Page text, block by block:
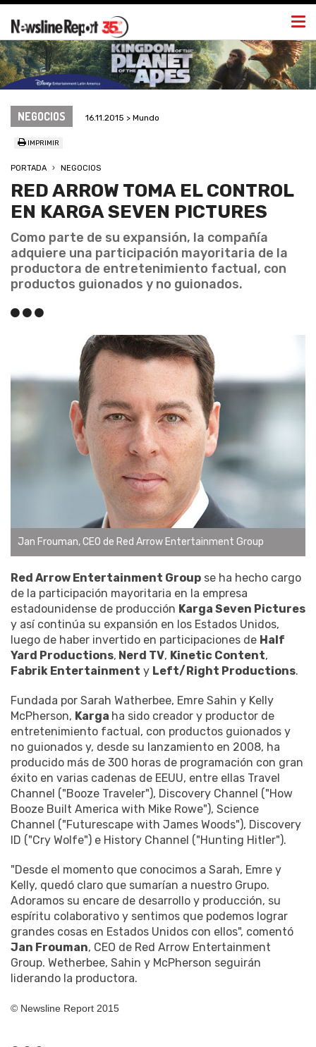
NEGOCIOS 16.11.2015 > Mundo
IMPRIMIR
PORTADA NEGOCIOS
RED ARROW TOMA EL CONTROL
EN KARGA SEVEN PICTURES
Como parte de su expansión, la compañía
adquiere una participación mayoritaria de la
productora de entretenimiento factual, con
productos guionados y no guionados.
Jan Frouman, CEO de Red Arrow Entertainment Group
Red Arrow Entertainment Group se ha hecho cargo
de la participación mayoritaria en la empresa
estadounidense de producción Karga Seven Pictures
y así continúa su expansión en los Estados Unidos,
luego de haber invertido en participaciones de Half
Yard Productions, Nerd TV, Kinetic Content,
Fabrik Entertainment y Left/Right Productions.
Fundada por Sarah Watherbee, Emre Sahin y Kelly
McPherson, Karga ha sido creador y productor de
entretenimiento factual, con productos guionados y
no guionados y, desde su lanzamiento en 2008, ha
producido más de 300 horas de programación con gran
éxito en varias cadenas de EEUU, entre ellas Travel
Channel ("Booze Traveler"), Discovery Channel ("How
Booze Built America with Mike Rowe"), Science
Channel ("Futurescape with James Woods"), Discovery
ID ("Cry Wolfe") e History Channel ("Hunting Hitler").
"Desde el momento que conocimos a Sarah, Emre y
Kelly, quedó claro que sumarían a nuestro Grupo.
Adoramos su encare de desarrollo y producción, su
espíritu colaborativo y sentimos que podemos lograr
grandes cosas en Estados Unidos con ellos", comentó
Jan Frouman, CEO de Red Arrow Entertainment
Group. Wetherbee, Sahin y McPherson seguirán
liderando la productora.
© Newsline Report 2015